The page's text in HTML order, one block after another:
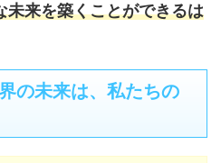
未来を築くことができるは
の未来は、私たちの